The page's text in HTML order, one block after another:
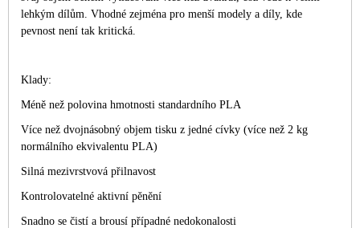
lehkým dílům. Vhodné zejména pro menší modely a díly, kde
pevnost není tak kritická.
Klady:
Méně než polovina hmotnosti standardního PLA
Více než dvojnásobný objem tisku z jedné cívky (více než 2 kg
normálního ekvivalentu PLA)
Silná mezivrstvová přilnavost
Kontrolovatelné aktivní pěnění
Snadno se čistí a brousí případné nedokonalosti